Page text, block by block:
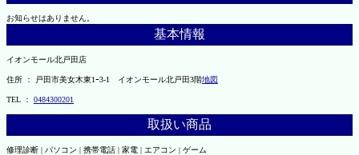
お知らせはありません。
基本情報
イオンモール北戸田店
住所 ： 戸田市美女木東1ｰ3‐1 イオンモール北戸田3階地図
TEL ： 0484300201
取扱い商品
修理診断 | パソコン | 携帯電話 | 家電 | エアコン | ゲーム